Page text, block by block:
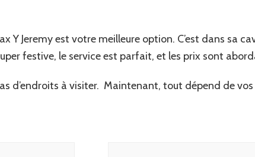
Y Jeremy est votre meilleure option. C’est dans sa
festive, le service est parfait, et les prix sont
d’endroits à visiter. Maintenant, tout dépend de vos